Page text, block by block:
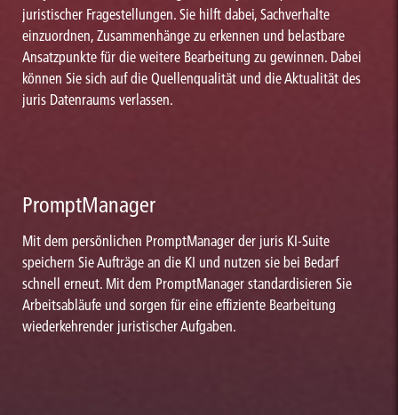
juristischer Fragestellungen. Sie hilft dabei, Sachverhalte
einzuordnen, Zusammenhänge zu erkennen und belastbare
Ansatzpunkte für die weitere Bearbeitung zu gewinnen. Dabei
können Sie sich auf die Quellenqualität und die Aktualität des
juris Datenraums verlassen.
PromptManager
Mit dem persönlichen PromptManager der juris KI-Suite
speichern Sie Aufträge an die KI und nutzen sie bei Bedarf
schnell erneut. Mit dem PromptManager standardisieren Sie
Arbeitsabläufe und sorgen für eine effiziente Bearbeitung
wiederkehrender juristischer Aufgaben.